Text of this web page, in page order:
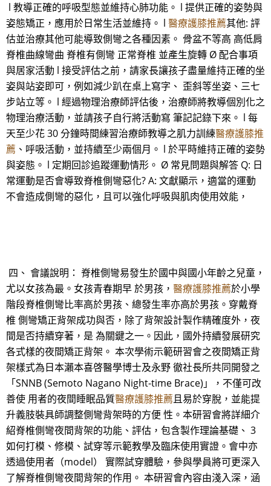
l 教導正確的呼吸型態並維持心肺功能。 l 提供正確的姿勢與
姿態矯正，應用於日常生活並維持。 l 醫療護膝推薦其他: 評
估並治療其他可能導致側彎之各種因素。 骨盆不等高 高低肩
脊椎曲線彎曲 脊椎有側彎 正常脊椎 並產生旋轉 Ø 配合事項
與居家活動 l 接受評估之前，請家長讓孩子盡量維持正確的坐
姿與站姿即可，例如減少趴在桌上寫字、 歪斜等坐姿、三七
步站立等。 l 經過物理治療師評估後，治療師將教導個別化之
物理治療活動，並請孩子自行將活動寫 筆記記錄下來。 l 每
天至少花 30 分鐘時間練習治療師教導之肌力訓練醫療護膝推
薦 、呼吸活動，並持續至少兩個月。 l 於平時維持正確的姿勢
與姿態。 l 定期回診追蹤運動情形。 Ø 常見問題與解答 Q: 日
常運動是否會導致脊椎側彎惡化? A: 文獻顯示，適當的運動
不會造成側彎的惡化，且可以強化呼吸與肌肉使用效能，
四、 會議說明： 脊椎側彎易發生於國中與國小年齡之兒童，
尤以女孩為最。女孩青春期早 於男孩， 醫療護膝推薦於小學
階段脊椎側彎比率高於男孩、總發生率亦高於男孩。穿戴脊
椎 側彎矯正背架成功與否，除了背架設計製作精確度外，夜
間是否持續穿著，是 為關鍵之一。因此，國外持續發展研究
各式樣的夜間矯正背架。 本次學術示範研習會之夜間矯正背
架樣式為日本瀨本喜啓醫學博士及永野 徹社長所共同開發之
「SNNB (Semoto Nagano Night-time Brace)」，不僅可改
善使 用者的夜間睡眠品質醫療護膝推薦且易於穿脫，並能提
升義肢裝具師調整側彎背架時的方便 性。本研習會將詳細介
紹脊椎側彎夜間背架的功能、評估，包含製作理論基礎、 3
如何打模、修模、試穿等示範教學及臨床使用實證。會中亦
透過使用者（model） 實際試穿體驗，參與學員將可更深入
了解脊椎側彎夜間背架的作用。 本研習會內容由淺入深，涵